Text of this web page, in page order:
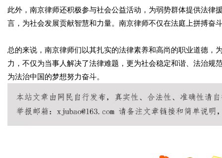
此外，南京律师还积极参与社会公益活动，为弱势群体提供法
言，为社会发展贡献智慧和力量。南京律师不仅在法庭上拼搏奋
总的来说，南京律师们以其扎实的法律素养和高尚的职业道德
力，不仅为当事人解决了法律难题，更为社会稳定和谐、法治
为法治中国的梦想努力奋斗。